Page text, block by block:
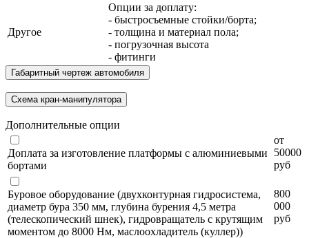
Другое
Опции за доплату:
- быстросъемные стойки/борта;
- толщина и материал пола;
- погрузочная высота
- фитинги
Габаритный чертеж автомобиля
Схема кран-манипулятора
Дополнительные опции
Доплата за изготовление платформы с алюминиевыми
бортами
от
50000
руб
Буровое оборудование (двухконтурная гидросистема,
диаметр бура 350 мм, глубина бурения 4,5 метра
(телескопический шнек), гидровращатель с крутящим
моментом до 8000 Нм, маслоохладитель (куллер))
800
000
руб